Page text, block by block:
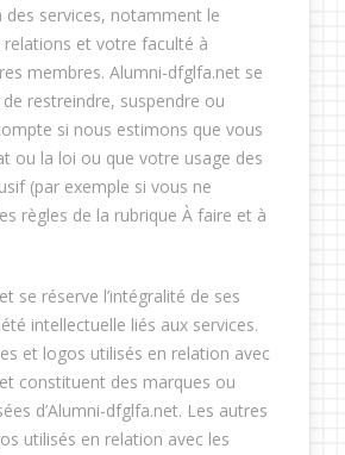
services, notamment le
et votre faculté à
membres. Alumni-dfglfa.net se
restreindre, suspendre ou
si nous estimons que vous
ou la loi ou que votre usage des
(par exemple si vous ne
règles de la rubrique À faire et à
se réserve l’intégralité de ses
intellectuelle liés aux services.
et logos utilisés en relation avec
constituent des marques ou
d’Alumni-dfglfa.net. Les autres
utilisés en relation avec les